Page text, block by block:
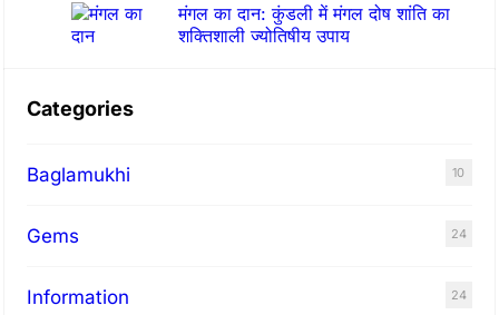
मंगल का दान: कुंडली में मंगल दोष शांति का
शक्तिशाली ज्योतिषीय उपाय
Categories
Baglamukhi 10
Gems 24
Information 24